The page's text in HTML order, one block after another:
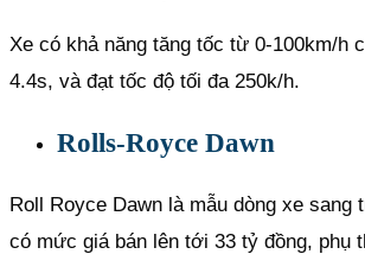
Xe có khả năng tăng tốc từ 0-100km/h
4.4s, và đạt tốc độ tối đa 250k/h.
Rolls-Royce Dawn
Roll Royce Dawn là mẫu dòng xe sang
có mức giá bán lên tới 33 tỷ đồng, phụ